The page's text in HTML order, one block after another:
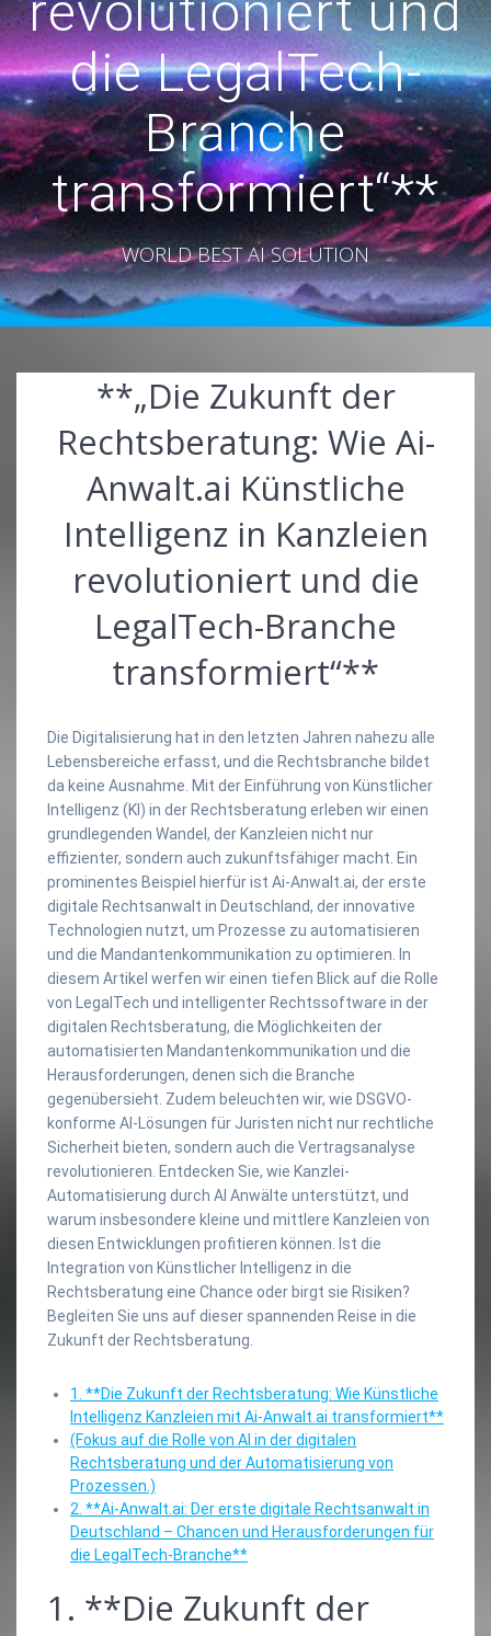
die LegalTech-
Branche
transformiert“**
WORLD BEST AI SOLUTION
**„Die Zukunft der
Rechtsberatung: Wie Ai-
Anwalt.ai Künstliche
Intelligenz in Kanzleien
revolutioniert und die
LegalTech-Branche
transformiert“**
Die Digitalisierung hat in den letzten Jahren nahezu alle
Lebensbereiche erfasst, und die Rechtsbranche bildet
da keine Ausnahme. Mit der Einführung von Künstlicher
Intelligenz (KI) in der Rechtsberatung erleben wir einen
grundlegenden Wandel, der Kanzleien nicht nur
effizienter, sondern auch zukunftsfähiger macht. Ein
prominentes Beispiel hierfür ist Ai-Anwalt.ai, der erste
digitale Rechtsanwalt in Deutschland, der innovative
Technologien nutzt, um Prozesse zu automatisieren
und die Mandantenkommunikation zu optimieren. In
diesem Artikel werfen wir einen tiefen Blick auf die Rolle
von LegalTech und intelligenter Rechtssoftware in der
digitalen Rechtsberatung, die Möglichkeiten der
automatisierten Mandantenkommunikation und die
Herausforderungen, denen sich die Branche
gegenübersieht. Zudem beleuchten wir, wie DSGVO-
konforme AI-Lösungen für Juristen nicht nur rechtliche
Sicherheit bieten, sondern auch die Vertragsanalyse
revolutionieren. Entdecken Sie, wie Kanzlei-
Automatisierung durch AI Anwälte unterstützt, und
warum insbesondere kleine und mittlere Kanzleien von
diesen Entwicklungen profitieren können. Ist die
Integration von Künstlicher Intelligenz in die
Rechtsberatung eine Chance oder birgt sie Risiken?
Begleiten Sie uns auf dieser spannenden Reise in die
Zukunft der Rechtsberatung.
1. **Die Zukunft der Rechtsberatung: Wie Künstliche
Intelligenz Kanzleien mit Ai-Anwalt.ai transformiert**
(Fokus auf die Rolle von AI in der digitalen
Rechtsberatung und der Automatisierung von
Prozessen.)
2. **Ai-Anwalt.ai: Der erste digitale Rechtsanwalt in
Deutschland – Chancen und Herausforderungen für
die LegalTech-Branche**
1. **Die Zukunft der